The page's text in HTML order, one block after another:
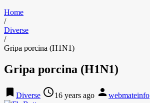
Home
/
Diverse
/
Gripa porcina (H1N1)
Gripa porcina (H1N1)
bookmark Diverse access_time16 years ago person webmateinfo